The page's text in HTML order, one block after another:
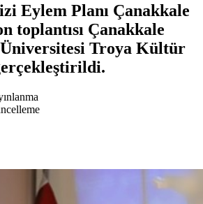
Eylem Planı Çanakkale
toplantısı Çanakkale
Troya Kültür